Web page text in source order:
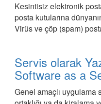
Kesintisiz elektronik
posta kutularına
Virüs ve çöp (spam)
Servis olarak
Software as a
Genel amaçlı uygulama